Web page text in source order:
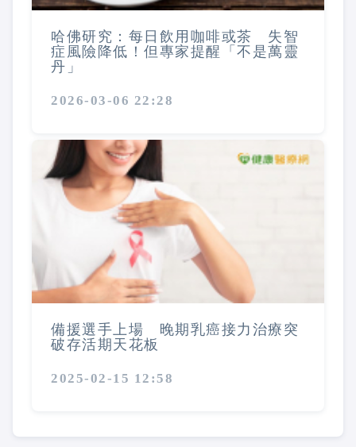
哈佛研究：每日飲用咖啡或茶 失智
症風險降低！但專家提醒「不是萬靈
丹」
2026-03-06 22:28
備援選手上場 晚期乳癌接力治療突
破存活期天花板
2025-02-15 12:58